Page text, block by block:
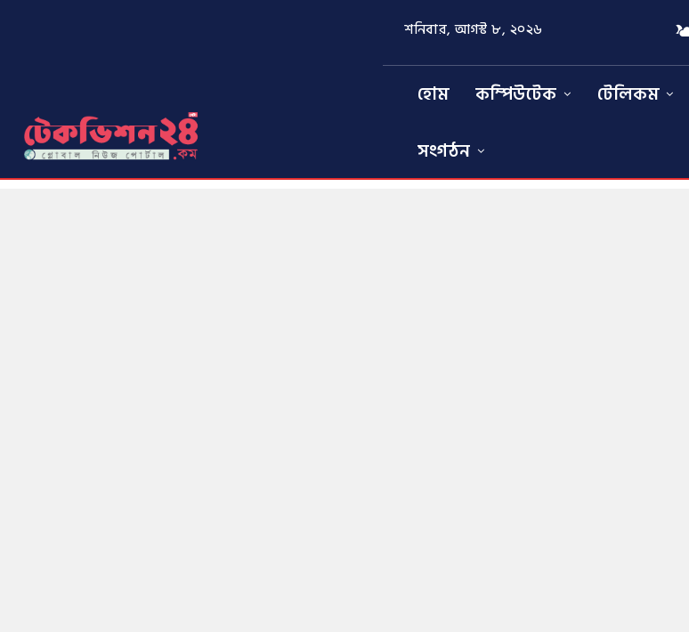
শনিবার, আগস্ট ৮, ২০২৬
হোম কম্পিউটেক টেলিকম
সংগঠন